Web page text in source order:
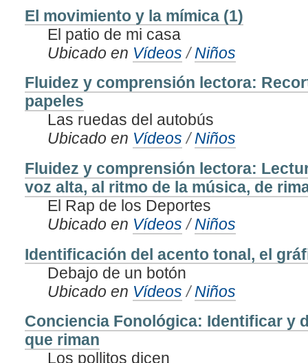
El movimiento y la mímica (1)
El patio de mi casa
Ubicado en Vídeos /Niños
Fluidez y comprensión lectora:
papeles
Las ruedas del autobús
Ubicado en Vídeos /Niños
Fluidez y comprensión lectora:
voz alta, al ritmo de la música, de
El Rap de los Deportes
Ubicado en Vídeos /Niños
Identificación del acento tonal, el
Debajo de un botón
Ubicado en Vídeos /Niños
Conciencia Fonológica: Identificar y
que riman
Los pollitos dicen